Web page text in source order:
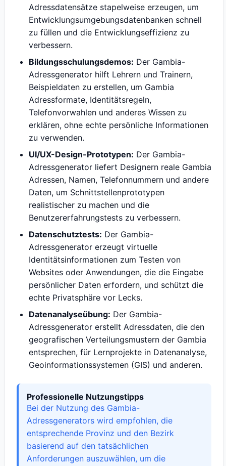
Adressdatensätze stapelweise erzeugen, um
Entwicklungsumgebungsdatenbanken schnell
zu füllen und die Entwicklungseffizienz zu
verbessern.
Bildungsschulungsdemos: Der Gambia-
Adressgenerator hilft Lehrern und Trainern,
Beispieldaten zu erstellen, um Gambia
Adressformate, Identitätsregeln,
Telefonvorwahlen und anderes Wissen zu
erklären, ohne echte persönliche Informationen
zu verwenden.
UI/UX-Design-Prototypen: Der Gambia-
Adressgenerator liefert Designern reale Gambia
Adressen, Namen, Telefonnummern und andere
Daten, um Schnittstellenprototypen
realistischer zu machen und die
Benutzererfahrungstests zu verbessern.
Datenschutztests: Der Gambia-
Adressgenerator erzeugt virtuelle
Identitätsinformationen zum Testen von
Websites oder Anwendungen, die die Eingabe
persönlicher Daten erfordern, und schützt die
echte Privatsphäre vor Lecks.
Datenanalyseübung: Der Gambia-
Adressgenerator erstellt Adressdaten, die den
geografischen Verteilungsmustern der Gambia
entsprechen, für Lernprojekte in Datenanalyse,
Geoinformationssystemen (GIS) und anderen.
Professionelle Nutzungstipps
Bei der Nutzung des Gambia-
Adressgenerators wird empfohlen, die
entsprechende Provinz und den Bezirk
basierend auf den tatsächlichen
Anforderungen auszuwählen, um die